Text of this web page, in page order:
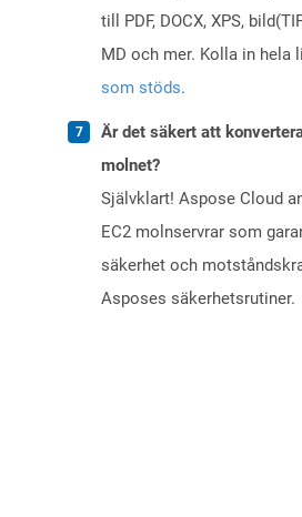
till PDF, DOCX, XPS,
MD och mer. Kolla in hela
som stöds.
Är det säkert att
molnet?
Självklart! Aspose Cloud
EC2 molnservrar som
säkerhet och
Asposes säkerhetsrutiner.